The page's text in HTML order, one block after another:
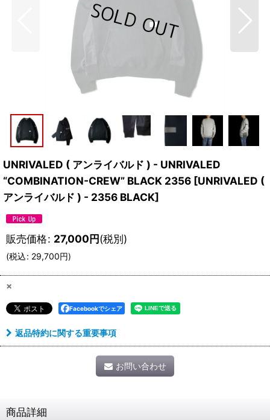
UNRIVALED ( アンライバルド ) - UNRIVALED
“COMBINATION-CREW” BLACK 2356 [UNRIVALED (
アンライバルド ) - 2356 BLACK]
販売価格: 27,000円(税別)
(税込: 29,700円)
×
Facebookでシェア
返品特約に関する重要事項
お問い合わせ
商品詳細